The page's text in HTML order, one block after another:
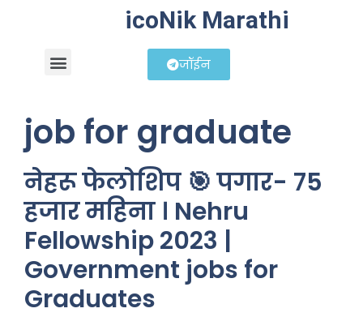
icoNik Marathi
जॉईन
job for graduate
नेहरू फेलोशिप 🎯 पगार- 75
हजार महिना । Nehru
Fellowship 2023 |
Government jobs for
Graduates